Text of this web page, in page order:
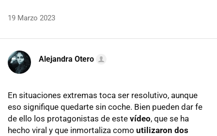
19 Marzo 2023
Alejandra Otero
En situaciones extremas toca ser resolutivo, aunque
eso signifique quedarte sin coche. Bien pueden dar fe
de ello los protagonistas de este vídeo, que se ha
hecho viral y que inmortaliza como utilizaron dos